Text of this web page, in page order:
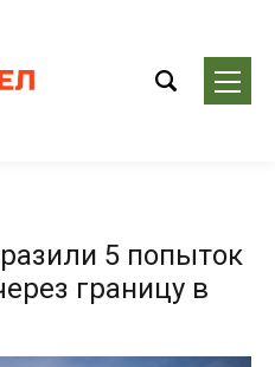
5 попыток
границу в